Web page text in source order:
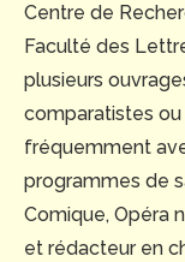
Centre de
Faculté des
plusieurs
comparatistes
fréquemment
programmes de
Comique, Opéra
et rédacteur en